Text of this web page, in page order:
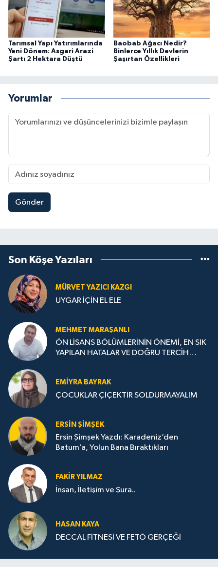
Tarımsal Yapı Yatırımlarında
Yeni Dönem: Asgari Arazi
Şartı 2 Hektara Düştü
Baobab Ağacı Nedir?
Binlerce Yıllık Devlerin
Şaşırtan Özellikleri
Yorumlar
Gönder
Son Köşe Yazıları
MÜRVET YAZICI KAZGI
UYGAR İÇİN EL ELE
MEHMET MARAŞANLI
ÖN LİSANS BÖLÜMLERİNİN ÖNEMİ, EN SIK
YAPILAN HATALAR VE DOĞRU TERCİH
EMIYRA BAYRAK
ÇOCUKLAR ÇİÇEKTİR SOLDURMAYALIM
ERSIN ŞIMŞEK
Ersin Şimşek Yazdı: Karadeniz’den
Batum’a, Yolun Bana Bıraktıkları
FAKIR YILMAZ
İnsan, İletişim ve Şura..
HASAN KAYA
DECCAL FİTNESİ VE FETÖ GERÇEĞİ